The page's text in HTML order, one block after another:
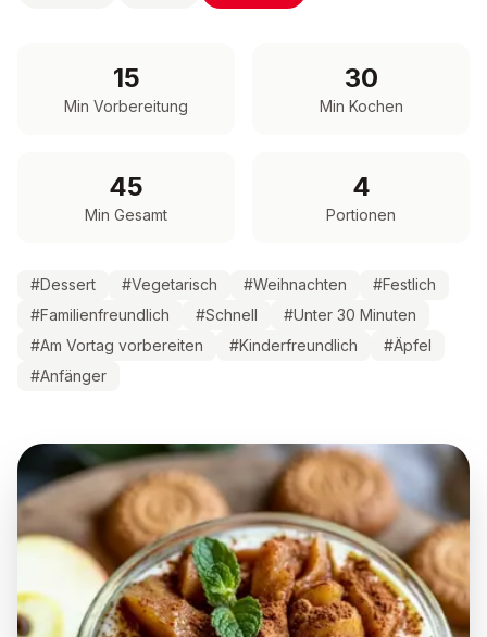
15
Min Vorbereitung
30
Min Kochen
45
Min Gesamt
4
Portionen
#Dessert #Vegetarisch #Weihnachten #Festlich
#Familienfreundlich #Schnell #Unter 30 Minuten
#Am Vortag vorbereiten #Kinderfreundlich #Äpfel
#Anfänger